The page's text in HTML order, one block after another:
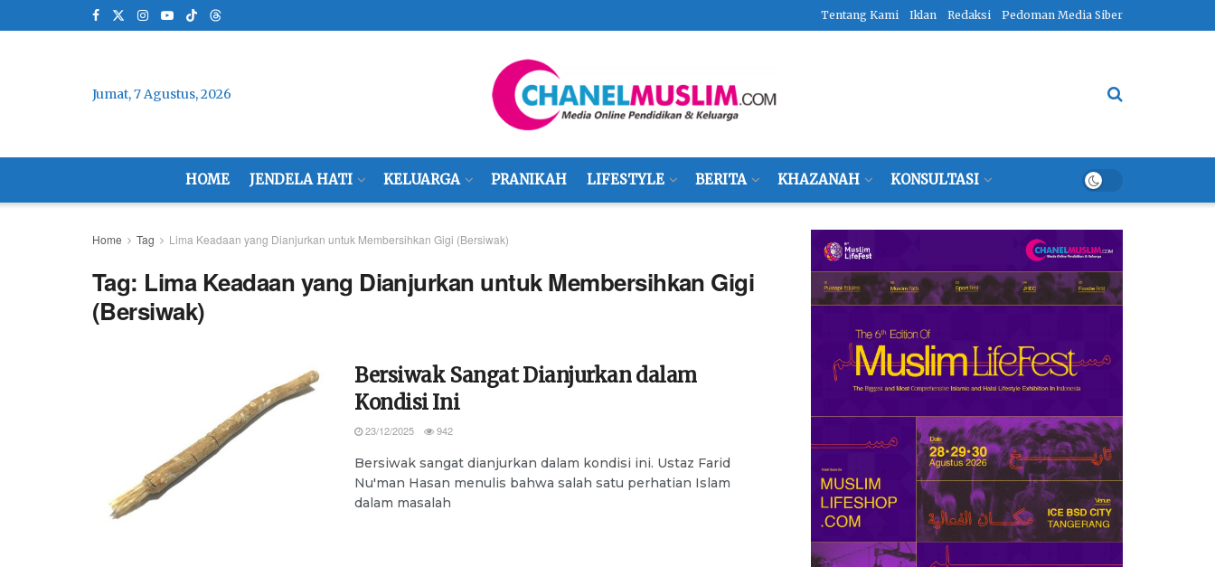
Tentang Kami Iklan Redaksi Pedoman Media Siber
Jumat, 7 Agustus, 2026
HOME JENDELA HATI KELUARGA PRANIKAH LIFESTYLE BERITA KHAZANAH KONSULTASI
Home Tag Lima Keadaan yang Dianjurkan untuk Membersihkan Gigi (Bersiwak)
Tag: Lima Keadaan yang Dianjurkan untuk Membersihkan Gigi
(Bersiwak)
Bersiwak Sangat Dianjurkan dalam
Kondisi Ini
23/12/2025 942
Bersiwak sangat dianjurkan dalam kondisi ini. Ustaz Farid
Nu'man Hasan menulis bahwa salah satu perhatian Islam
dalam masalah